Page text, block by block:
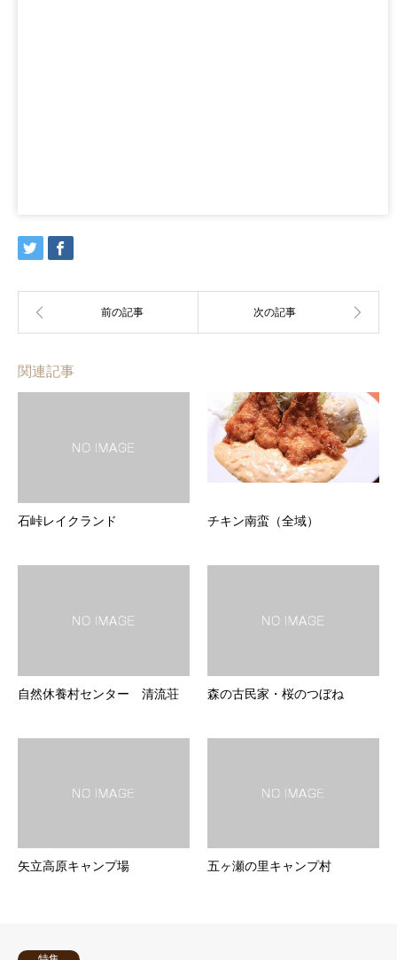
関連記事
石峠レイクランド チキン南蛮（全域）
自然休養村センター 清流荘 森の古民家・桜のつぼね
矢立高原キャンプ場 五ヶ瀬の里キャンプ村